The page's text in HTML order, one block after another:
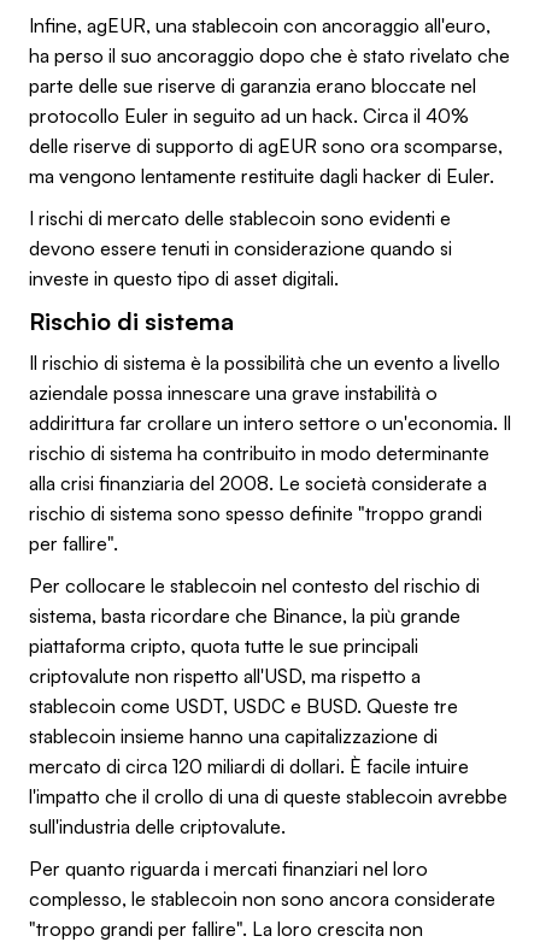
Infine, agEUR, una stablecoin con ancoraggio all'euro,
ha perso il suo ancoraggio dopo che è stato rivelato che
parte delle sue riserve di garanzia erano bloccate nel
protocollo Euler in seguito ad un hack. Circa il 40%
delle riserve di supporto di agEUR sono ora scomparse,
ma vengono lentamente restituite dagli hacker di Euler.
I rischi di mercato delle stablecoin sono evidenti e
devono essere tenuti in considerazione quando si
investe in questo tipo di asset digitali.
Rischio di sistema
Il rischio di sistema è la possibilità che un evento a livello
aziendale possa innescare una grave instabilità o
addirittura far crollare un intero settore o un'economia. Il
rischio di sistema ha contribuito in modo determinante
alla crisi finanziaria del 2008. Le società considerate a
rischio di sistema sono spesso definite "troppo grandi
per fallire".
Per collocare le stablecoin nel contesto del rischio di
sistema, basta ricordare che Binance, la più grande
piattaforma cripto, quota tutte le sue principali
criptovalute non rispetto all'USD, ma rispetto a
stablecoin come USDT, USDC e BUSD. Queste tre
stablecoin insieme hanno una capitalizzazione di
mercato di circa 120 miliardi di dollari. È facile intuire
l'impatto che il crollo di una di queste stablecoin avrebbe
sull'industria delle criptovalute.
Per quanto riguarda i mercati finanziari nel loro
complesso, le stablecoin non sono ancora considerate
"troppo grandi per fallire". La loro crescita non